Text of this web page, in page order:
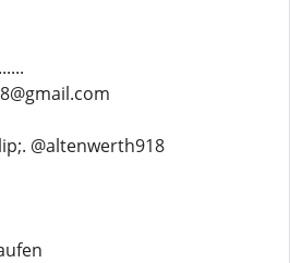
@altenwerth918